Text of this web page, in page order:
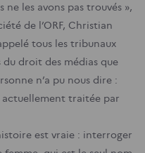
ne les avons pas trouvés »,
de l’ORF, Christian
tous les tribunaux
du droit des médias que
n’a pu nous dire :
traitée par
est vraie : interroger